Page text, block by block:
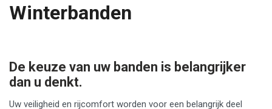
Winterbanden
De keuze van uw banden is belangrijker
dan u denkt.
Uw veiligheid en rijcomfort worden voor een belangrijk deel